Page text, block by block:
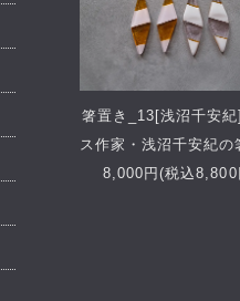
箸置き_13[浅沼千安
ス作家・浅沼千安紀の
8,000円(税込8,800